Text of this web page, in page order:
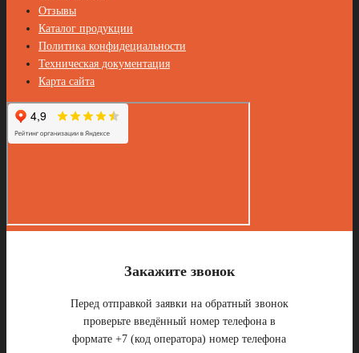
Отзывы
Каталог продукции
Политика конфидециальности
Техническая документация
Карта сайта
Закажите звонок
Перед отправкой заявки на обратный звонок
проверьте введённый номер телефона в
формате +7 (код оператора) номер телефона